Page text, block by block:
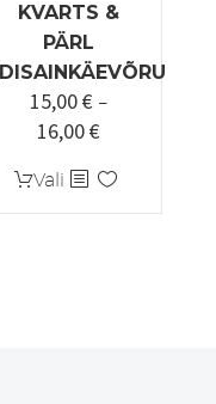
KVARTS &
PÄRL
DISAINKÄEVÕRU
15,00€ –
16,00€
kuni
16,00 €
Vali Sellel
tootel